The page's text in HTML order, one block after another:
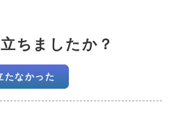
ちましたか？
たなかった